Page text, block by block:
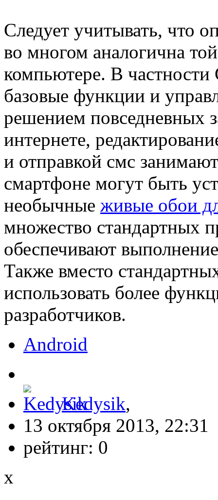
Следует учитывать, что
во многом аналогична
компьютере. В частности
базовые функции и
решением повседневных
интернете,
и отправкой смс
смартфоне могут быть
необычные живые обои
множество стандартных
обеспечивают
Также вместо
использовать более
разработчиков.
Android
Kedysik,
13 октября 2013, 22:31
рейтинг: 0
x